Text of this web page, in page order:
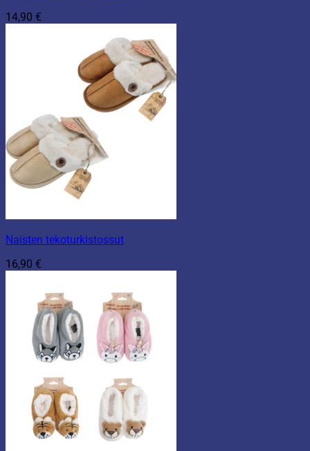
14,90 €
Naisten tekoturkistossut
16,90 €